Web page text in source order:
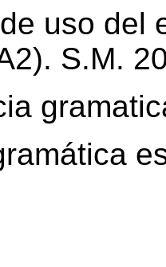
uso del
S.M.